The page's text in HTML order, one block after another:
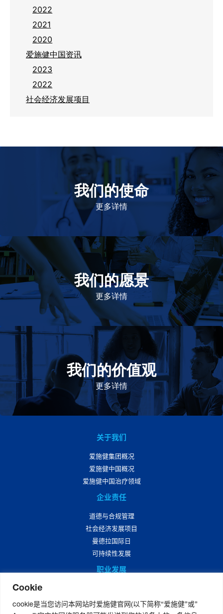
Cookie
cookie是当您访问本网站时爱施健官网(以下简称“爱施健”或”
2022
2021
2020
爱施健中国资讯
2023
2022
社会经济发展项目
我们的使命
更多详情
致力于提高患者的生命健康和质量
我们的愿景
更多详情
作为一个负责任的企业公民，在全球提供优质和患者可
及的药物，传递我们的价值。
我们的价值观
更多详情
我们的价值观是爱施健存立和发展的基石。集团上下以
此为指引，为实现集团目标而共同奋斗。
关于我们
爱施健集团概况
爱施健中国概况
爱施健中国治疗领域
企业责任
道德与合规管理
社会经济发展项目
曼德拉国际日
可持续性发展
职业发展
爱施健中国岗位招聘